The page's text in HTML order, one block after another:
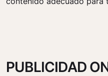
PUBLICIDAD